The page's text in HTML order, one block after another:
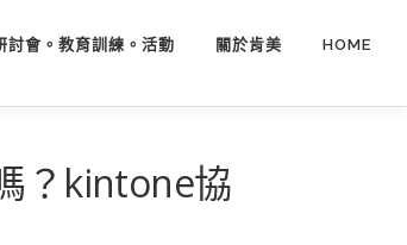
討會。教育訓練。活動 關於肯美 HOME
？kintone協